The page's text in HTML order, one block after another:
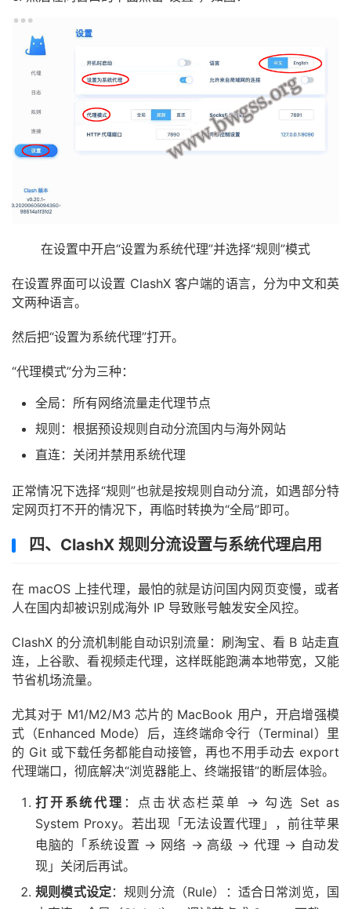
在设置中开启“设置为系统代理”并选择“规则”模式
在设置界面可以设置 ClashX 客户端的语言，分为中文和英
文两种语言。
然后把“设置为系统代理”打开。
“代理模式”分为三种：
全局：所有网络流量走代理节点
规则：根据预设规则自动分流国内与海外网站
直连：关闭并禁用系统代理
正常情况下选择“规则”也就是按规则自动分流，如遇部分特
定网页打不开的情况下，再临时转换为“全局”即可。
四、ClashX 规则分流设置与系统代理启用
在 macOS 上挂代理，最怕的就是访问国内网页变慢，或者
人在国内却被识别成海外 IP 导致账号触发安全风控。
ClashX 的分流机制能自动识别流量：刷淘宝、看 B 站走直
连，上谷歌、看视频走代理，这样既能跑满本地带宽，又能
节省机场流量。
尤其对于 M1/M2/M3 芯片的 MacBook 用户，开启增强模
式（Enhanced Mode）后，连终端命令行（Terminal）里
的 Git 或下载任务都能自动接管，再也不用手动去 export
代理端口，彻底解决“浏览器能上、终端报错”的断层体验。
打开系统代理 ：点击状态栏菜单 → 勾选 Set as
System Proxy。若出现「无法设置代理」，前往苹果
电脑的「系统设置 → 网络 → 高级 → 代理 → 自动发
现」关闭后再试。
规则模式设定：规则分流（Rule）：适合日常浏览，国